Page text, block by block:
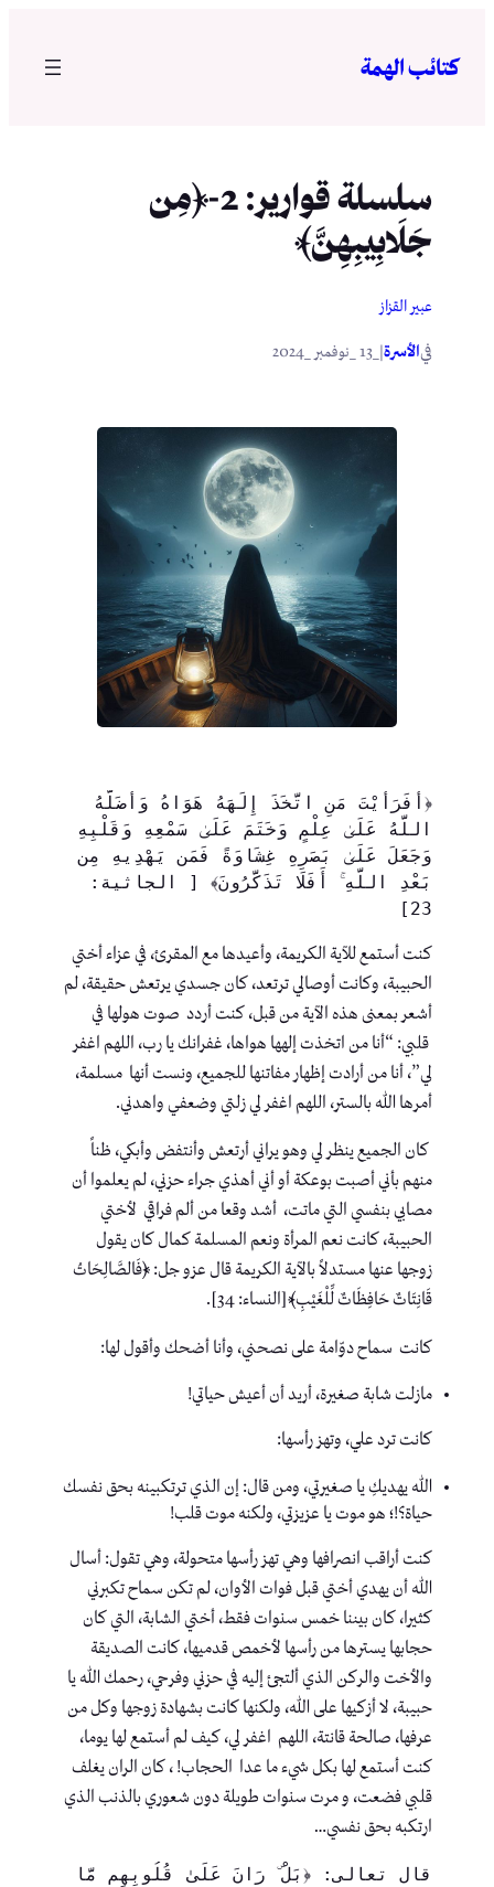
المحتوى
كتائب الهمة
سلسلة قوارير: 2-﴿مِن
جَلَابِيبِهِنَّ﴾
عبير القزاز
فيالأسرة
وَجَعَلَ عَلَىٰ بَصَرِهِ غِشَاوَةً فَمَن يَهْدِيهِ مِن
23]
كنت أستمع للآية الكريمة، وأعيدها مع المقرئ، في عزاء أختي
الحبيبة، وكانت أوصالي ترتعد، كان جسدي يرتعش حقيقة، لم
أشعر بمعنى هذه الآية من قبل، كنت أردد صوت هولها في
قلبي: “أنا من اتخذت إلهها هواها، غفرانك يا رب، اللهم اغفر
لي”، أنا من أرادت إظهار مفاتنها للجميع، ونست أنها مسلمة،
أمرها الله بالستر، اللهم اغفر لي زلتي وضعفي واهدني.
كان الجميع ينظر لي وهو يراني أرتعش وأنتفض وأبكي، ظناً
منهم بأني أصبت بوعكة أو أني أهذي جراء حزني، لم يعلموا أن
مصابي بنفسي التي ماتت، أشد وقعا من ألم فراقي لأختي
الحبيبة، كانت نعم المرأة ونعم المسلمة كمال كان يقول
زوجها عنها مستدلاً بالآية الكريمة قال عزو جل: ﴿فَالصَّالِحَاتُ
قَانِتَاتٌ حَافِظَاتٌ لِّلْغَيْبِ﴾[النساء: 34].
كانت سماح دوّامة على نصحني، وأنا أضحك وأقول لها:
مازلت شابة صغيرة، أريد أن أعيش حياتي!
كانت ترد علي، وتهز رأسها:
الله يهديكِ يا صغيرتي، ومن قال: إن الذي ترتكبينه بحق نفسك
حياة؟!؛ هو موت يا عزيزتي، ولكنه موت قلب!
كنت أراقب انصرافها وهي تهز رأسها متحولة، وهي تقول: أسال
الله أن يهدي أختي قبل فوات الأوان، لم تكن سماح تكبرني
كثيرا، كان بيننا خمس سنوات فقط، أختي الشابة، التي كان
حجابها يسترها من رأسها لأخمص قدميها، كانت الصديقة
والأخت والركن الذي ألتجئ إليه في حزني وفرحي، رحمك الله يا
حبيبة، لا أزكيها على الله، ولكنها كانت بشهادة زوجها وكل من
عرفها، صالحة قانتة، اللهم اغفر لي، كيف لم أستمع لها يوما،
كنت أستمع لها بكل شيء ما عدا الحجاب! ، كان الران يغلف
قلبي فضعت، و مرت سنوات طويلة دون شعوري بالذنب الذي
ارتكبه بحق نفسي…